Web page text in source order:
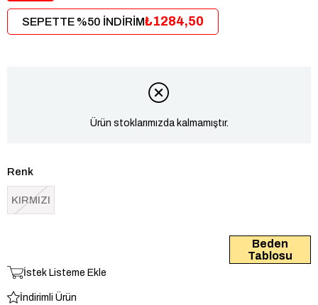
SEPETTE %50 İNDİRİM₺1284,50
Ürün stoklarımızda kalmamıştır.
Renk
KIRMIZI
Beden
Tablosu
İstek Listeme Ekle
İndirimli Ürün